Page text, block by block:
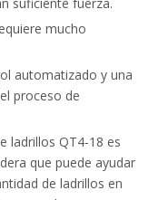
mucho
automatizado y una
proceso de
ladrillos QT4-18 es
que puede ayudar
de ladrillos en